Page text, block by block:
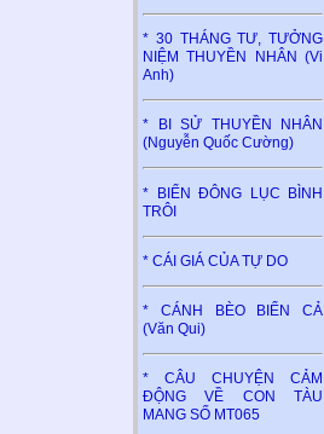
* 30 THÁNG TƯ, TƯỞNG
NIỆM THUYỀN NHÂN (Vi
Anh)
* BI SỬ THUYỀN NHÂN
(Nguyễn Quốc Cường)
* BIỂN ĐÔNG LỤC BÌNH
TRÔI
* CÁI GIÁ CỦA TỰ DO
* CÁNH BÈO BIỂN CẢ
(Văn Qui)
* CÂU CHUYỆN CẢM
ĐỘNG VỀ CON TÀU
MANG SỐ MT065